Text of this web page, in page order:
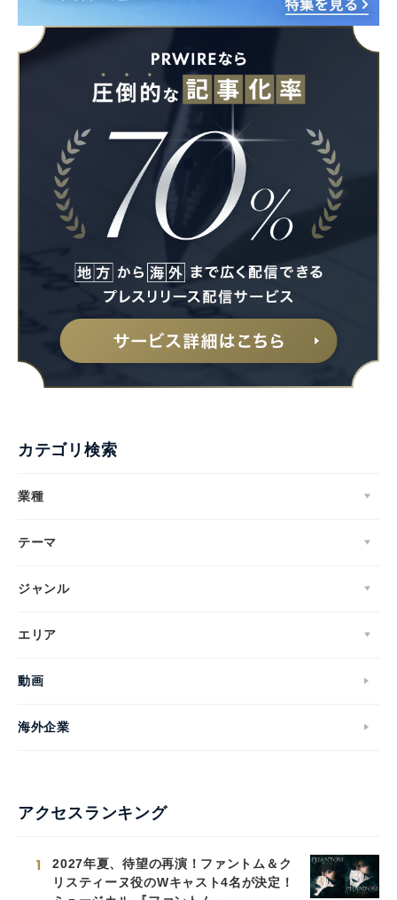
カテゴリ検索
業種
テーマ
ジャンル
エリア
動画
海外企業
アクセスランキング
1
2027年夏、待望の再演！ファントム＆ク
リスティーヌ役のWキャスト4名が決定！